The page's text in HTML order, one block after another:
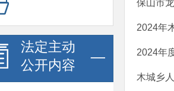
法定主动
公开内容
保山市
2024年
2024年
木城乡